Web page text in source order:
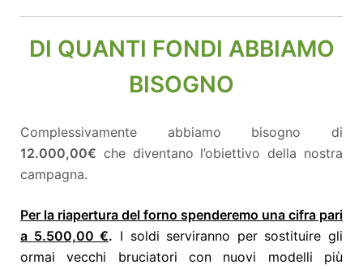
DI QUANTI FONDI ABBIAMO
BISOGNO
Complessivamente abbiamo bisogno di
12.000,00€ che diventano l’obiettivo della nostra
campagna.
Per la riapertura del forno spenderemo una cifra pari
a 5.500,00 €. I soldi serviranno per sostituire gli
ormai vecchi bruciatori con nuovi modelli più